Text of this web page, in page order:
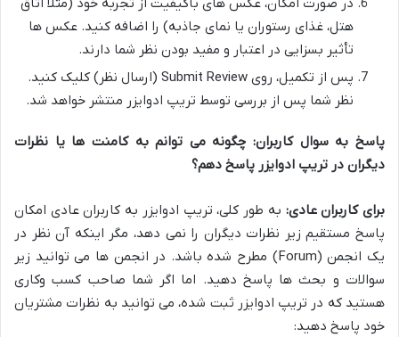
در صورت امکان، عکس های باکیفیت از تجربه خود (مثلاً اتاق
هتل، غذای رستوران یا نمای جاذبه) را اضافه کنید. عکس ها
تأثیر بسزایی در اعتبار و مفید بودن نظر شما دارند.
پس از تکمیل، روی Submit Review (ارسال نظر) کلیک کنید.
نظر شما پس از بررسی توسط تریپ ادوایزر منتشر خواهد شد.
پاسخ به سوال کاربران: چگونه می توانم به کامنت ها یا نظرات
دیگران در تریپ ادوایزر پاسخ دهم؟
برای کاربران عادی: به طور کلی، تریپ ادوایزر به کاربران عادی امکان
پاسخ مستقیم زیر نظرات دیگران را نمی دهد، مگر اینکه آن نظر در
یک انجمن (Forum) مطرح شده باشد. در انجمن ها می توانید زیر
سوالات و بحث ها پاسخ دهید. اما اگر شما صاحب کسب وکاری
هستید که در تریپ ادوایزر ثبت شده، می توانید به نظرات مشتریان
خود پاسخ دهید: